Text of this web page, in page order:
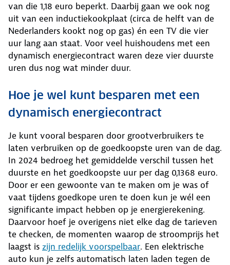
van die 1,18 euro beperkt. Daarbij gaan we ook nog
uit van een inductiekookplaat (circa de helft van de
Nederlanders kookt nog op gas) én een TV die vier
uur lang aan staat. Voor veel huishoudens met een
dynamisch energiecontract waren deze vier duurste
uren dus nog wat minder duur.
Hoe je wel kunt besparen met een
dynamisch energiecontract
Je kunt vooral besparen door grootverbruikers te
laten verbruiken op de goedkoopste uren van de dag.
In 2024 bedroeg het gemiddelde verschil tussen het
duurste en het goedkoopste uur per dag 0,1368 euro.
Door er een gewoonte van te maken om je was of
vaat tijdens goedkope uren te doen kun je wél een
significante impact hebben op je energierekening.
Daarvoor hoef je overigens niet elke dag de tarieven
te checken, de momenten waarop de stroomprijs het
laagst is zijn redelijk voorspelbaar. Een elektrische
auto kun je zelfs automatisch laten laden tegen de